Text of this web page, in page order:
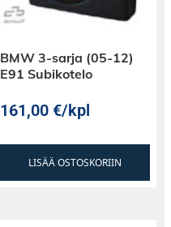
BMW 3-sarja (05-12)
E91 Subikotelo
161,00€/kpl
LISÄÄ OSTOSKORIIN